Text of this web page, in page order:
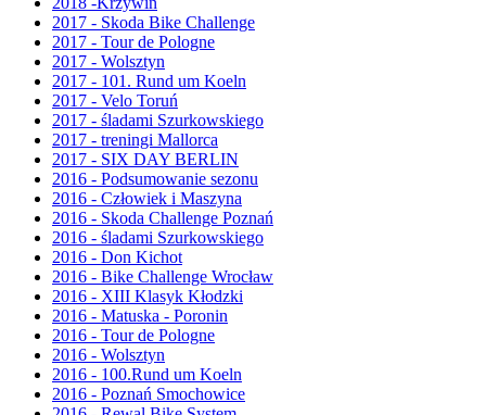
2017 - Skoda Bike Challenge
2017 - Tour de Pologne
2017 - Wolsztyn
2017 - 101. Rund um Koeln
2017 - Velo Toruń
2017 - śladami Szurkowskiego
2017 - treningi Mallorca
2017 - SIX DAY BERLIN
2016 - Podsumowanie sezonu
2016 - Człowiek i Maszyna
2016 - Skoda Challenge Poznań
2016 - śladami Szurkowskiego
2016 - Don Kichot
2016 - Bike Challenge Wrocław
2016 - XIII Klasyk Kłodzki
2016 - Matuska - Poronin
2016 - Tour de Pologne
2016 - Wolsztyn
2016 - 100.Rund um Koeln
2016 - Poznań Smochowice